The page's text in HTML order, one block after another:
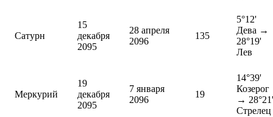
Сатурн
15
декабря
2095
28 апреля
2096
135
5°12'
Дева →
28°19'
Лев
Меркурий
19
декабря
2095
7 января
2096
19
14°39'
Козерог
→ 28°21'
Стрелец